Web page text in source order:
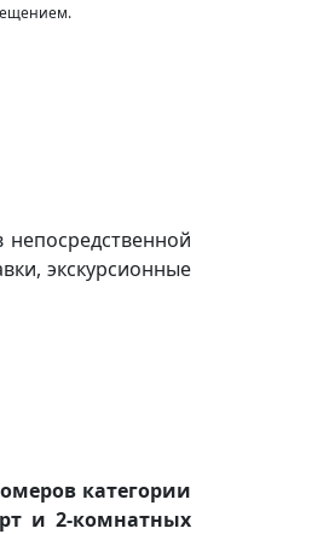
экскурсионные
категории
и 2-комнатных